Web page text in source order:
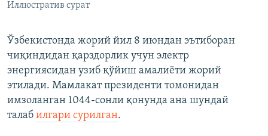
Иллюстратив сурат
Ўзбекистонда жорий йил 8 июндан эътиборан
чиқиндидан қарздорлик учун электр
энергиясидан узиб қўйиш амалиёти жорий
этилади. Мамлакат президенти томонидан
имзоланган 1044-сонли қонунда ана шундай
талаб илгари сурилган.